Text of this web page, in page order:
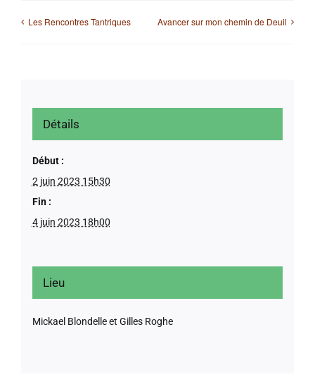
Les Rencontres Tantriques Avancer sur mon chemin de Deuil
Détails
Début :
2 juin 2023 15h30
Fin :
4 juin 2023 18h00
Lieu
Mickael Blondelle et Gilles Roghe